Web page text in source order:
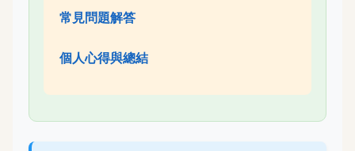
常見問題解答
個人心得與總結